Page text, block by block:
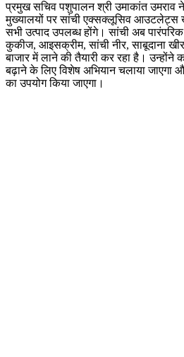
प्रमुख सचिव पशुपालन श्री उमाकांत उमराव
मुख्यालयों पर सांची एक्सक्लूसिव आउटलेट्स
सभी उत्पाद उपलब्ध होंगे। सांची अब
कुकीज, आइसक्रीम, सांची नीर, साबूदाना
बाजार में लाने की तैयारी कर रहा है। उन्होंने
बढ़ाने के लिए विशेष अभियान चलाया जाएगा
का उपयोग किया जाएगा।